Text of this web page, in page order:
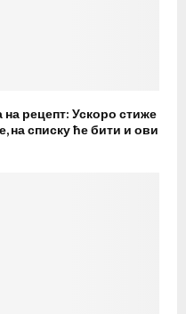
на рецепт: Ускоро стиже
на списку ће бити и ови